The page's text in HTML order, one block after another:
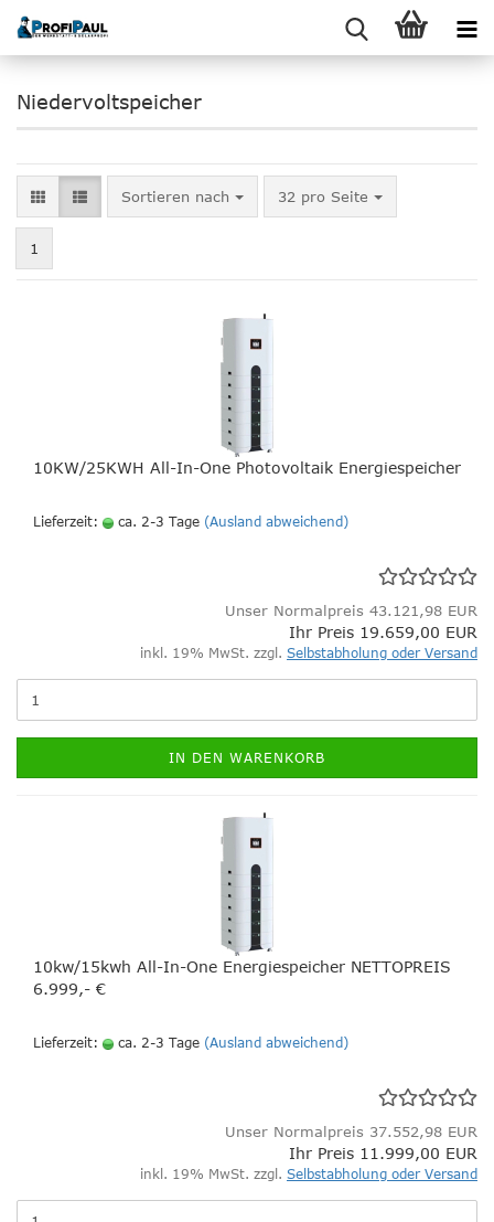
Niedervoltspeicher
Sortieren nach
Sortieren nach 32 pro Seite
pro Seite
1
10KW/25KWH All-In-One Photovoltaik Energiespeicher
Lieferzeit: ca. 2-3 Tage (Ausland abweichend)
Unser Normalpreis 43.121,98 EUR
Ihr Preis 19.659,00 EUR
inkl. 19% MwSt. zzgl. Selbstabholung oder Versand
IN DEN WARENKORB
10kw/15kwh All-In-One Energiespeicher NETTOPREIS
6.999,- €
Lieferzeit: ca. 2-3 Tage (Ausland abweichend)
Unser Normalpreis 37.552,98 EUR
Ihr Preis 11.999,00 EUR
inkl. 19% MwSt. zzgl. Selbstabholung oder Versand